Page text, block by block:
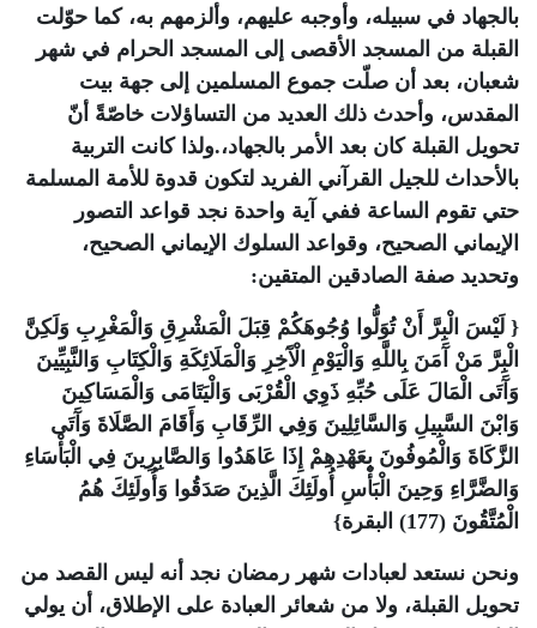
بالجهاد في سبيله، وأوجبه عليهم، وألزمهم به، كما حوّلت
القبلة من المسجد الأقصى إلى المسجد الحرام في شهر
شعبان، بعد أن صلّت جموع المسلمين إلى جهة بيت
المقدس، وأحدث ذلك العديد من التساؤلات خاصّةً أنّ
تحويل القبلة كان بعد الأمر بالجهاد،.ولذا كانت التربية
بالأحداث للجيل القرآني الفريد لتكون قدوة للأمة المسلمة
حتي تقوم الساعة ففي آية واحدة نجد قواعد التصور
الإيماني الصحيح، وقواعد السلوك الإيماني الصحيح،
وتحديد صفة الصادقين المتقين:
{ لَيْسَ الْبِرَّ أَنْ تُوَلُّوا وُجُوهَكُمْ قِبَلَ الْمَشْرِقِ وَالْمَغْرِبِ وَلَكِنَّ
الْبِرَّ مَنْ آَمَنَ بِاللَّهِ وَالْيَوْمِ الْآَخِرِ وَالْمَلَائِكَةِ وَالْكِتَابِ وَالنَّبِيِّينَ
وَآَتَى الْمَالَ عَلَى حُبِّهِ ذَوِي الْقُرْبَى وَالْيَتَامَى وَالْمَسَاكِينَ
وَابْنَ السَّبِيلِ وَالسَّائِلِينَ وَفِي الرِّقَابِ وَأَقَامَ الصَّلَاةَ وَآَتَى
الزَّكَاةَ وَالْمُوفُونَ بِعَهْدِهِمْ إِذَا عَاهَدُوا وَالصَّابِرِينَ فِي الْبَأْسَاءِ
وَالضَّرَّاءِ وَحِينَ الْبَأْسِ أُولَئِكَ الَّذِينَ صَدَقُوا وَأُولَئِكَ هُمُ
الْمُتَّقُونَ (177) البقرة}
ونحن نستعد لعبادات شهر رمضان نجد أنه ليس القصد من
تحويل القبلة، ولا من شعائر العبادة على الإطلاق، أن يولي